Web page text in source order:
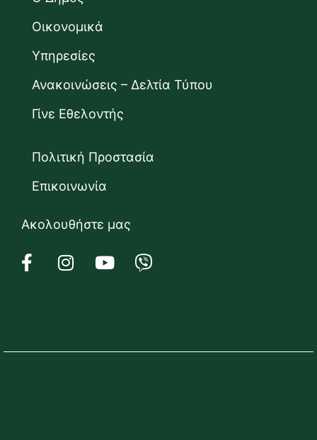
Οικονομικά
Υπηρεσίες
Ανακοινώσεις – Δελτία Τύπου
Γίνε Εθελοντής
Πολιτική Προστασία
Επικοινωνία
Ακολουθήστε μας